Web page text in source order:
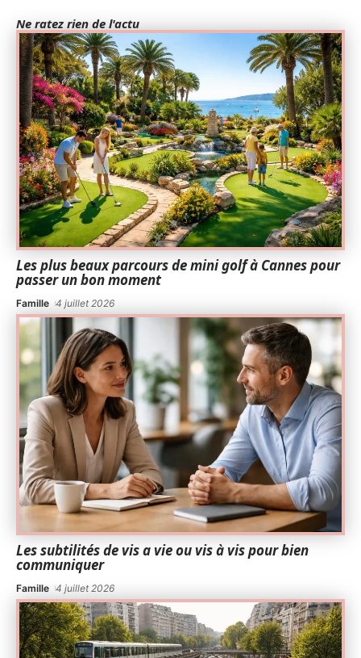
Ne ratez rien de l'actu
Les plus beaux parcours de mini golf à Cannes pour
passer un bon moment
Famille 4 juillet 2026
Les subtilités de vis a vie ou vis à vis pour bien
communiquer
Famille 4 juillet 2026